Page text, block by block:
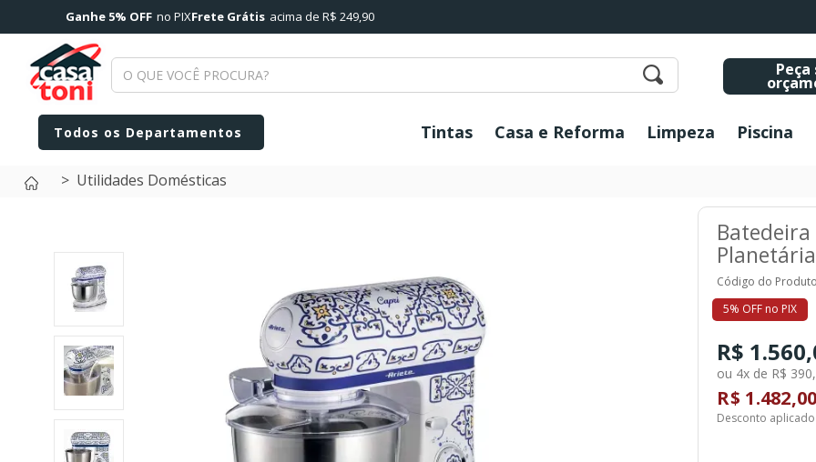
Ganhe 5% OFF no PIXFrete Grátis acima de R$ 249,90
Peça
Tintas Casa e Reforma Limpeza Piscina
Utilidades Domésticas
Planetária
Código do
5% OFF no PIX
R$
ou 4x de R$
R$ 1.482,00
Desconto